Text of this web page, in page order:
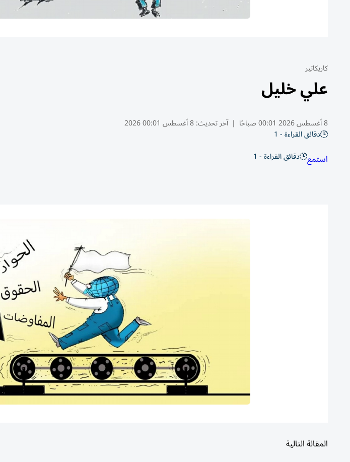
كاريكاتير
علي خليل
8 أغسطس 2026 00:01 صباحًا | آخر تحديث:8 أغسطس 00:01 2026
دقائق القراءة - 1
استمع دقائق القراءة - 1
المقالة التالية